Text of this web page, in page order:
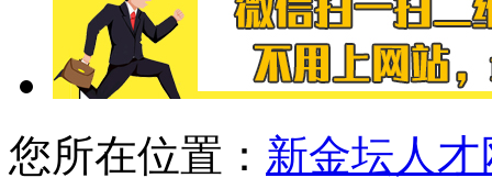
您所在位置： 新金坛人才